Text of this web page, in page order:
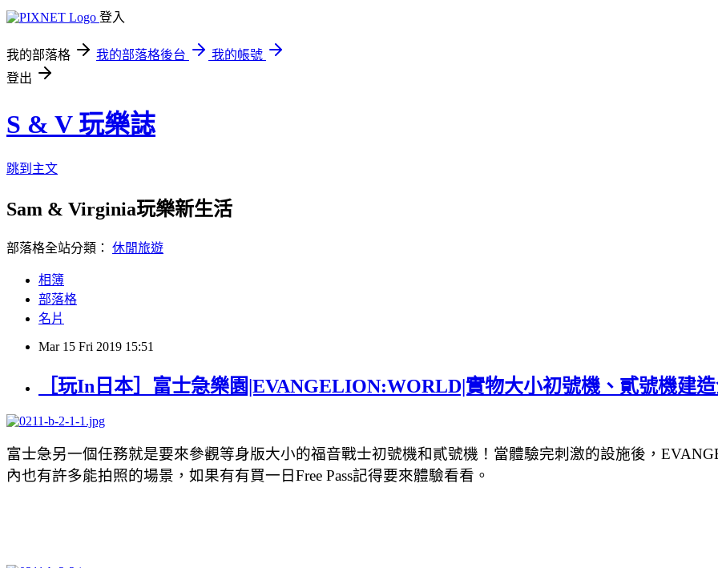
登入
我的部落格 我的部落格後台
我的帳號
登出
S & V 玩樂誌
跳到主文
Sam & Virginia玩樂新生活
部落格全站分類： 休閒旅遊
相簿
部落格
名片
Mar 15 Fri 2019 15:51
［玩In日本］富士急樂園|EVANGELION:WORLD|實物大小初號機、貳號機建
富士急另一個任務就是要來參觀等身版大小的福音戰士初號機和貳號機！當體驗完刺激的設施後，
內也有許多能拍照的場景，如果有有買一日Free Pass記得要來體驗看看。